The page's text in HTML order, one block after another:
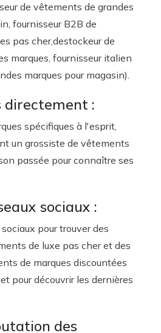
de vêtements de grandes
fournisseur B2B de
pas cher,destockeur de
marques, fournisseur italien
marques pour magasin).
directement :
spécifiques à l'esprit,
un grossiste de vêtements
passée pour connaître ses
sociaux :
pour trouver des
de luxe pas cher et des
de marques discountées
pour découvrir les dernières
des